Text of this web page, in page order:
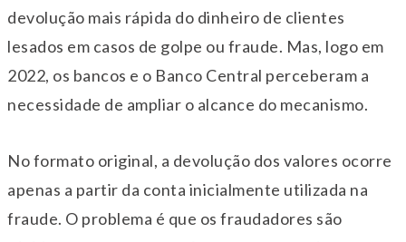
devolução mais rápida do dinheiro de clientes
lesados em casos de golpe ou fraude. Mas, logo em
2022, os bancos e o Banco Central perceberam a
necessidade de ampliar o alcance do mecanismo.
No formato original, a devolução dos valores ocorre
apenas a partir da conta inicialmente utilizada na
fraude. O problema é que os fraudadores são